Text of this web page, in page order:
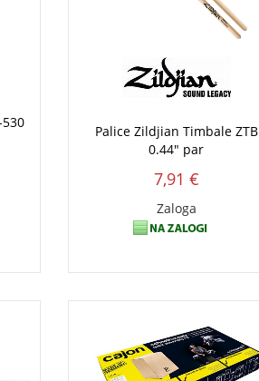
Palice Zildjian Timbale ZTB
0.44" par
7,91 €
Zaloga